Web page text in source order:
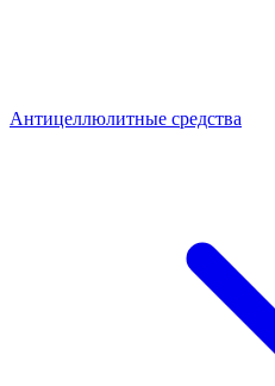
Антицеллюлитные средства